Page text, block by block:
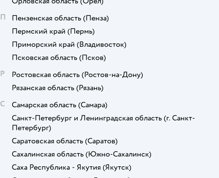
П
Пензенская область (Пенза)
Пермский край (Пермь)
Приморский край (Владивосток)
Псковская область (Псков)
Р
Ростовская область (Ростов-на-Дону)
Рязанская область (Рязань)
С
Самарская область (Самара)
Санкт-Петербург и Ленинградская область (г. Санкт-
Петербург)
Саратовская область (Саратов)
Сахалинская область (Южно-Сахалинск)
Саха Республика - Якутия (Якутск)